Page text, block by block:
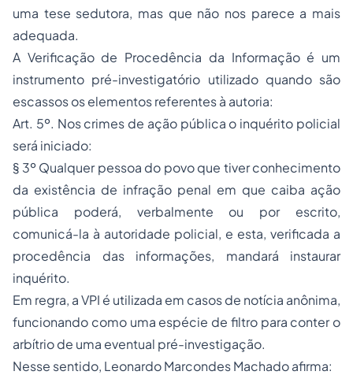
uma tese sedutora, mas que não nos parece a mais
adequada.
A Verificação de Procedência da Informação é um
instrumento pré-investigatório utilizado quando são
escassos os elementos referentes à autoria:
Art. 5º. Nos crimes de ação pública o inquérito policial
será iniciado:
§ 3º Qualquer pessoa do povo que tiver conhecimento
da existência de infração penal em que caiba ação
pública poderá, verbalmente ou por escrito,
comunicá-la à autoridade policial, e esta, verificada a
procedência das informações, mandará instaurar
inquérito.
Em regra, a VPI é utilizada em casos de notícia anônima,
funcionando como uma espécie de filtro para conter o
arbítrio de uma eventual pré-investigação.
Nesse sentido, Leonardo Marcondes Machado afirma: